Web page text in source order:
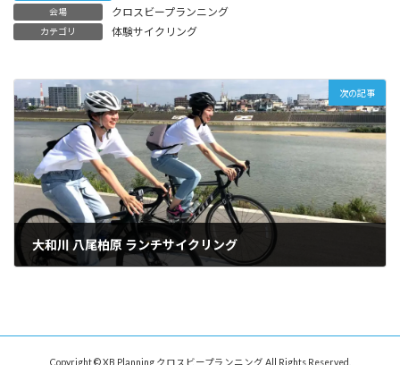
会場 クロスビープランニング
カテゴリ 体験サイクリング
次の記事
大和川 八尾柏原 ランチサイクリング
Copyright © XB Planning クロスビープランニング All Rights Reserved.